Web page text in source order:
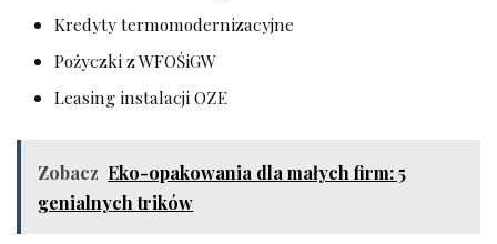
Kredyty termomodernizacyjne
Pożyczki z WFOŚiGW
Leasing instalacji OZE
Zobacz Eko-opakowania dla małych firm: 5
genialnych trików